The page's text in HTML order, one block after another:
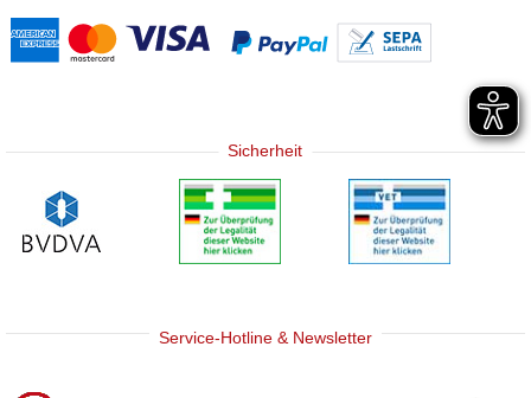
Sicherheit
Service-Hotline & Newsletter